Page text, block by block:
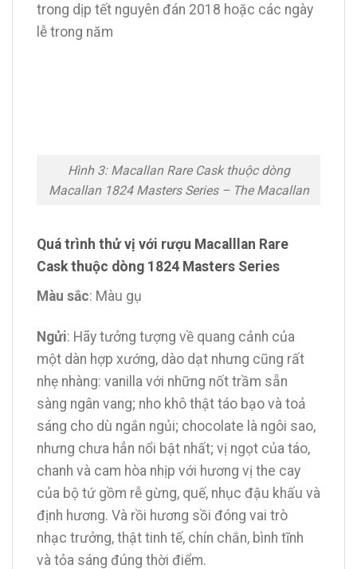
trong dịp tết nguyên đán 2018 hoặc các ngày
lễ trong năm
Hình 3: Macallan Rare Cask thuộc dòng
Macallan 1824 Masters Series – The Macallan
Quá trình thử vị với rượu Macalllan Rare
Cask thuộc dòng 1824 Masters Series
Màu sắc: Màu gụ
Ngửi: Hãy tưởng tượng về quang cảnh của
một dàn hợp xướng, dào dạt nhưng cũng rất
nhẹ nhàng: vanilla với những nốt trầm sẵn
sàng ngân vang; nho khô thật táo bạo và toả
sáng cho dù ngắn ngủi; chocolate là ngôi sao,
nhưng chưa hẳn nổi bật nhất; vị ngọt của táo,
chanh và cam hòa nhịp với hương vị the cay
của bộ tứ gồm rễ gừng, quế, nhục đậu khấu và
định hương. Và rồi hương sồi đóng vai trò
nhạc trưởng, thật tinh tế, chín chắn, bình tĩnh
và tỏa sáng đúng thời điểm.